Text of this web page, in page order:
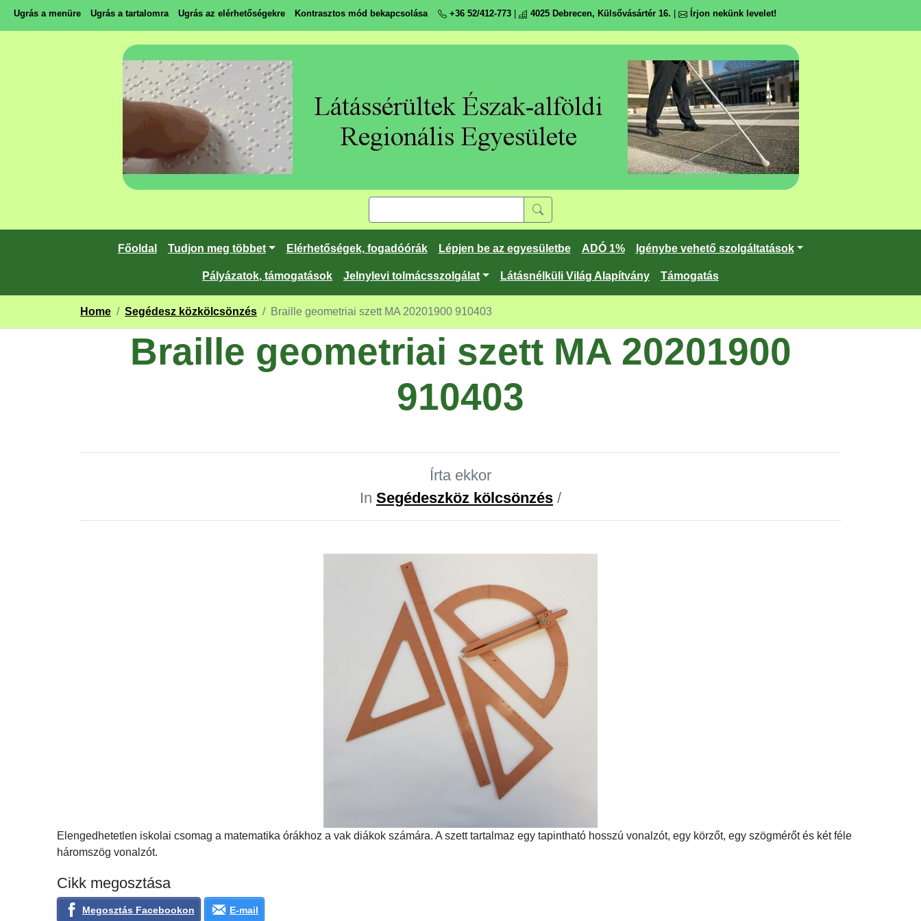
Ugrás a menüre Ugrás a tartalomra Ugrás az elérhetőségekre Kontrasztos mód bekapcsolása +36 52/412-773 4025 Debrecen, Külsővásártér 16. Írjon nekünk levelet!
Főoldal Tudjon meg többet Elérhetőségek, fogadóórák Lépjen be az egyesületbe ADÓ 1% Igénybe vehető szolgáltatások
Pályázatok, támogatások Jelnylevi tolmácsszolgálat Látásnélküli Világ Alapítvány Támogatás
Home / Segédesz közkölcsönzés / Braille geometriai szett MA 20201900 910403
Braille geometriai szett MA 20201900
910403
Írta ekkor
In Segédeszköz kölcsönzés /
Elengedhetetlen iskolai csomag a matematika órákhoz a vak diákok számára. A szett tartalmaz egy tapintható hosszú vonalzót, egy körzőt, egy szögmérőt és két féle
háromszög vonalzót.
Cikk megosztása
Megosztás Facebookon E-mail